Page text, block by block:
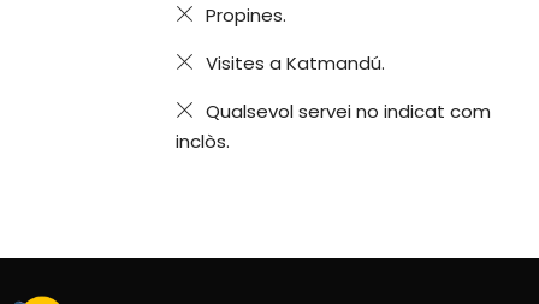
Propines.
Visites a Katmandú.
Qualsevol servei no indicat com
inclòs.